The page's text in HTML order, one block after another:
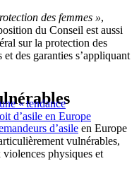
des femmes »,
du Conseil est aussi
sur la protection des
des garanties s’appliquant
« tendance
d’asile en Europe
d’asile en Europe
vulnérables,
violences physiques et